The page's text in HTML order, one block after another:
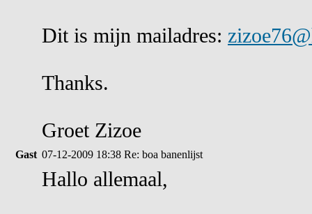
Dit is mijn mailadres:
Thanks.
Groet Zizoe
Gast 07-12-2009 18:38 Re: boa banenlijst
Hallo allemaal,